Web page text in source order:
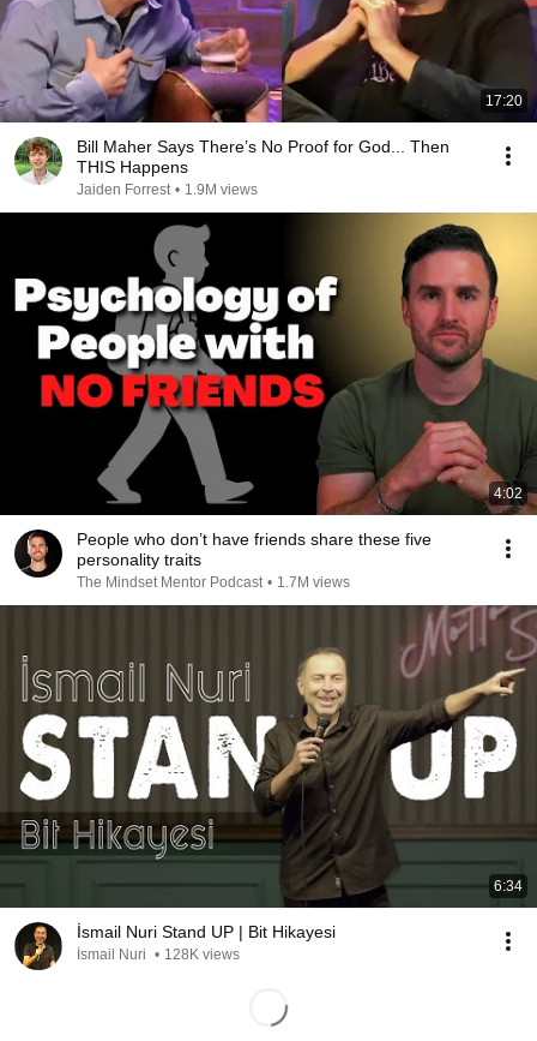
17:20
Bill Maher Says There’s No Proof for God... Then
THIS Happens
Jaiden Forrest • 1.9M views
4:02
People who don’t have friends share these five
personality traits
The Mindset Mentor Podcast • 1.7M views
6:34
İsmail Nuri Stand UP | Bit Hikayesi
İsmail Nuri • 128K views